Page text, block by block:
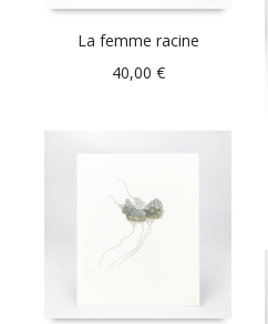
La femme racine
40,00 €